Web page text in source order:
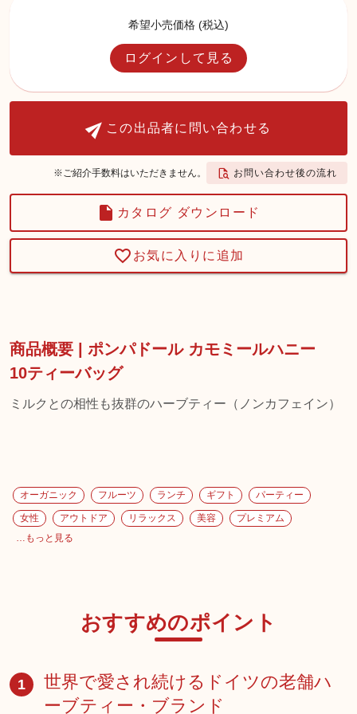
希望小売価格 (税込)
ログインして見る
この出品者に問い合わせる
※ご紹介手数料はいただきません。 お問い合わせ後の流れ
カタログ ダウンロード
お気に入りに追加
商品概要 | ポンパドール カモミールハニー
10ティーバッグ
ミルクとの相性も抜群のハーブティー（ノンカフェイン）
オーガニック フルーツ ランチ ギフト パーティー
女性 アウトドア リラックス 美容
プレミアム
…もっと見る
おすすめのポイント
1
世界で愛され続けるドイツの老舗ハ
ーブティー・ブランド